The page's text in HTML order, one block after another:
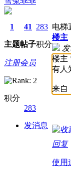
1
主题
41
帖子
283
积分
注册会员
积分
283
发消息
电梯
楼主
楼主
有人
来自
回复
使用